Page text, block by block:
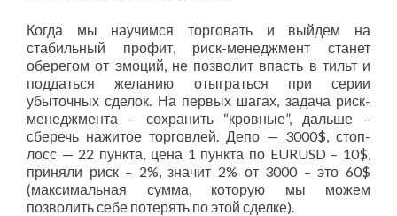
Когда мы научимся торговать и выйдем на
стабильный профит, риск-менеджмент станет
оберегом от эмоций, не позволит впасть в тильт и
поддаться желанию отыграться при серии
убыточных сделок. На первых шагах, задача риск-
менеджмента – сохранить “кровные”, дальше –
сберечь нажитое торговлей. Депо — 3000$, стоп-
лосс — 22 пункта, цена 1 пункта по EURUSD – 10$,
приняли риск – 2%, значит 2% от 3000 – это 60$
(максимальная сумма, которую мы можем
позволить себе потерять по этой сделке).